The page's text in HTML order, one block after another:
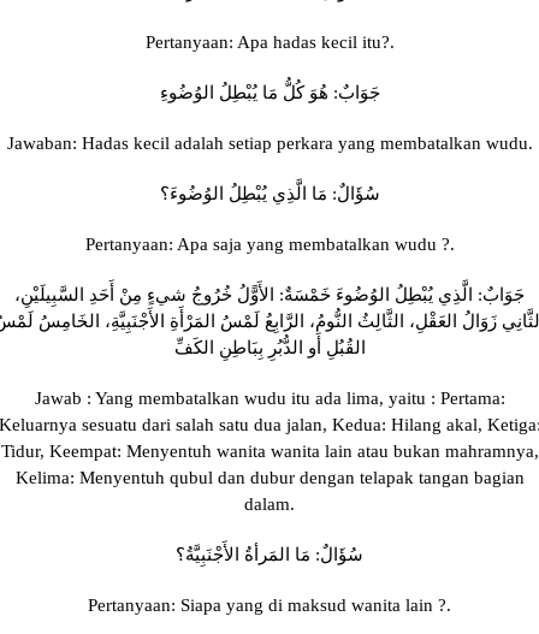
Pertanyaan: Apa hadas kecil itu?.
جَوَابٌ: هُوَ كُلُّ مَا يُبْطِلُ الوُضُوءِ
Jawaban: Hadas kecil adalah setiap perkara yang membatalkan wudu.
سُؤَالٌ: مَا الَّذِي يُبْطِلُ الوُضُوءَ؟
Pertanyaan: Apa saja yang membatalkan wudu ?.
جَوَابٌ: الَّذِي يُبْطِلُ الوُضُوءَ خَمْسَةٌ: الأَوًّلُ خُرُوجُ شيءٍ مِنْ أَحَدِ السَّبِيلَيْنِ،
زَوَالُ العَقْلِ، الثَّالِثُ النُّومُ، الرَّابِعُ لَمْسُ المَرْأَةِ الأَجْنَبِيَّةِ، الخَامِسُ
القُبُلِ أَو الدُّبُرِ بِبَاطِنِ الكَفِّ
Jawab : Yang membatalkan wudu itu ada lima, yaitu : Pertama:
sesuatu dari salah satu dua jalan, Kedua: Hilang akal,
Tidur, Keempat: Menyentuh wanita wanita lain atau bukan mahramnya,
Kelima: Menyentuh qubul dan dubur dengan telapak tangan bagian
dalam.
سُؤَالٌ: مَا المَرأةُ الأَجْنَبِيَّةُ؟
Pertanyaan: Siapa yang di maksud wanita lain ?.